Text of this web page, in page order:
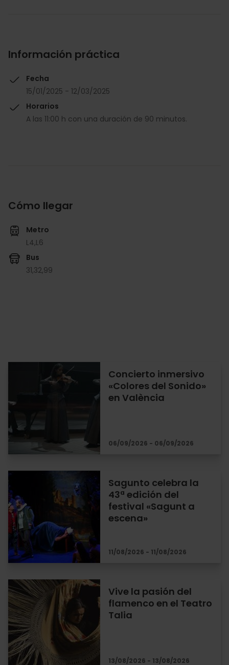
Información práctica
Fecha
15/01/2025 - 12/03/2025
Horarios
A las 11:00 h con una duración de 90 minutos.
Cómo llegar
Metro
L4,L6
Bus
31,32,99
Concierto inmersivo
«Colores del Sonido»
en València
06/09/2026 - 06/09/2026
Sagunto celebra la
43ª edición del
festival «Sagunt a
escena»
11/08/2026 - 11/08/2026
Vive la pasión del
flamenco en el Teatro
Talia
13/08/2026 - 13/08/2026